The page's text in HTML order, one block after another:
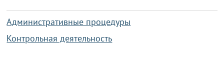
Административные процедуры
Контрольная деятельность